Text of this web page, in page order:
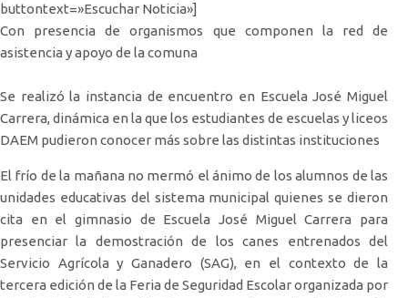
buttontext=»Escuchar Noticia»]
Con presencia de organismos que componen la red de
asistencia y apoyo de la comuna
Se realizó la instancia de encuentro en Escuela José Miguel
Carrera, dinámica en la que los estudiantes de escuelas y liceos
DAEM pudieron conocer más sobre las distintas instituciones
El frío de la mañana no mermó el ánimo de los alumnos de las
unidades educativas del sistema municipal quienes se dieron
cita en el gimnasio de Escuela José Miguel Carrera para
presenciar la demostración de los canes entrenados del
Servicio Agrícola y Ganadero (SAG), en el contexto de la
tercera edición de la Feria de Seguridad Escolar organizada por